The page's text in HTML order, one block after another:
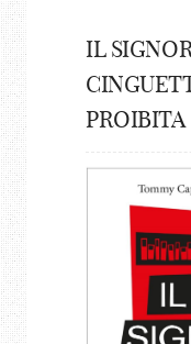
IL
PROIBITA